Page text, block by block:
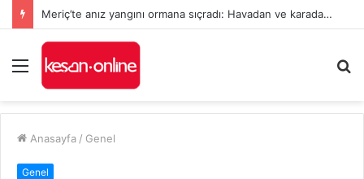
Meriç’te anız yangını ormana sıçradı: Havadan ve karadan müdahale sürüyor
Menü
...
Anasayfa / Genel
Genel